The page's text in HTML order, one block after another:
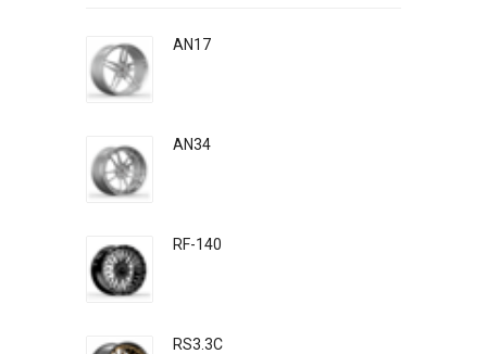
AN17
AN34
RF-140
RS3.3C